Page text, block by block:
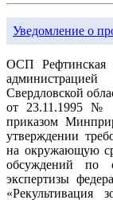
Уведомление о
ОСП Рефтинская
Свердловской
от 23.11.1995 №
приказом
утверждении
на окружающую
обсуждений по
экспертизы